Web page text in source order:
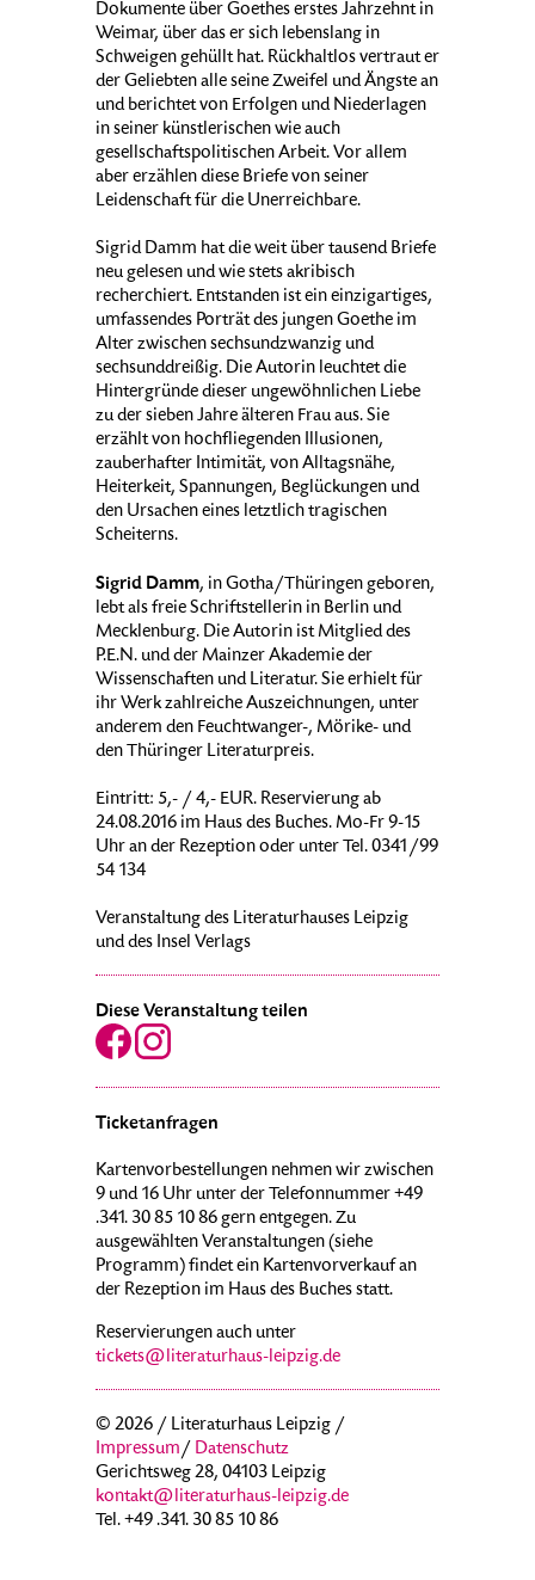
Dokumente über Goethes erstes Jahrzehnt in
Weimar, über das er sich lebenslang in
Schweigen gehüllt hat. Rückhaltlos vertraut er
der Geliebten alle seine Zweifel und Ängste an
und berichtet von Erfolgen und Niederlagen
in seiner künstlerischen wie auch
gesellschaftspolitischen Arbeit. Vor allem
aber erzählen diese Briefe von seiner
Leidenschaft für die Unerreichbare.
Sigrid Damm hat die weit über tausend Briefe
neu gelesen und wie stets akribisch
recherchiert. Entstanden ist ein einzigartiges,
umfassendes Porträt des jungen Goethe im
Alter zwischen sechsundzwanzig und
sechsunddreißig. Die Autorin leuchtet die
Hintergründe dieser ungewöhnlichen Liebe
zu der sieben Jahre älteren Frau aus. Sie
erzählt von hochfliegenden Illusionen,
zauberhafter Intimität, von Alltagsnähe,
Heiterkeit, Spannungen, Beglückungen und
den Ursachen eines letztlich tragischen
Scheiterns.
Sigrid Damm, in Gotha/Thüringen geboren,
lebt als freie Schriftstellerin in Berlin und
Mecklenburg. Die Autorin ist Mitglied des
P.E.N. und der Mainzer Akademie der
Wissenschaften und Literatur. Sie erhielt für
ihr Werk zahlreiche Auszeichnungen, unter
anderem den Feuchtwanger-, Mörike- und
den Thüringer Literaturpreis.
Eintritt: 5,- / 4,- EUR. Reservierung ab
24.08.2016 im Haus des Buches. Mo-Fr 9-15
Uhr an der Rezeption oder unter Tel. 0341/99
54 134
Veranstaltung des Literaturhauses Leipzig
und des Insel Verlags
Diese Veranstaltung teilen
Ticketanfragen
Kartenvorbestellungen nehmen wir zwischen
9 und 16 Uhr unter der Telefonnummer +49
.341. 30 85 10 86 gern entgegen. Zu
ausgewählten Veranstaltungen (siehe
Programm) findet ein Kartenvorverkauf an
der Rezeption im Haus des Buches statt.
Reservierungen auch unter
tickets@literaturhaus-leipzig.de
© 2026 / Literaturhaus Leipzig /
Impressum/ Datenschutz
Gerichtsweg 28, 04103 Leipzig
kontakt@literaturhaus-leipzig.de
Tel. +49 .341. 30 85 10 86